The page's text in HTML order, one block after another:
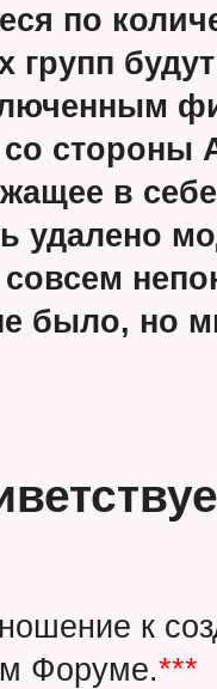
по
стороны
в
удалено
было, но
к
Форуме.***